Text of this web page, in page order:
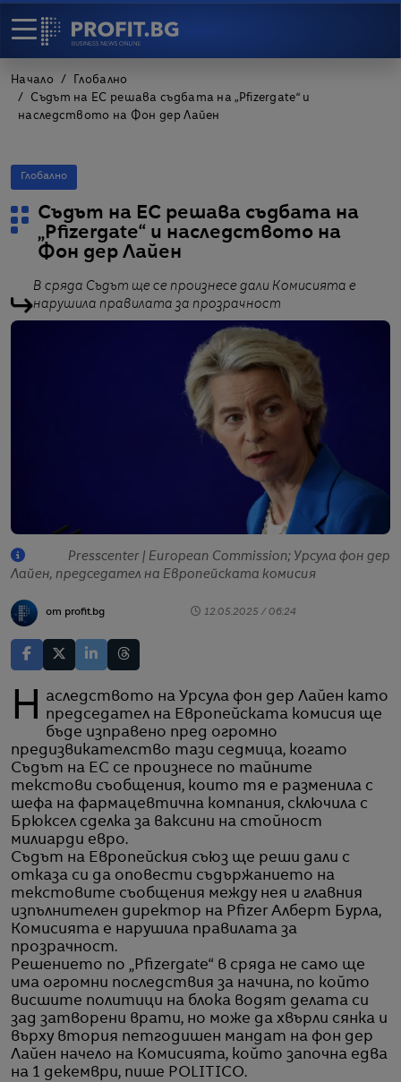
Начало
Глобално
Съдът на ЕС решава съдбата на „Pfizergate“ и
наследството на Фон дер Лайен
Глобално
Съдът на ЕС решава съдбата на
„Pfizergate“ и наследството на
Фон дер Лайен
В сряда Съдът ще се произнесе дали Комисията е
нарушила правилата за прозрачност
Presscenter | European Commission; Урсула фон дер
Лайен, председател на Европейската комисия
от profit.bg 12.05.2025 / 06:24
Наследството на Урсула фон дер Лайен като
председател на Европейската комисия ще
бъде изправено пред огромно
предизвикателство тази седмица, когато
Съдът на ЕС се произнесе по тайните
текстови съобщения, които тя е разменила с
шефа на фармацевтична компания, сключила с
Брюксел сделка за ваксини на стойност
милиарди евро.
Съдът на Европейския съюз ще реши дали с
отказа си да оповести съдържанието на
текстовите съобщения между нея и главния
изпълнителен директор на Pfizer Алберт Бурла,
Комисията е нарушила правилата за
прозрачност.
Решението по „Pfizergate“ в сряда не само ще
има огромни последствия за начина, по който
висшите политици на блока водят делата си
зад затворени врати, но може да хвърли сянка и
върху втория петгодишен мандат на фон дер
Лайен начело на Комисията, който започна едва
на 1 декември, пише POLITICO.